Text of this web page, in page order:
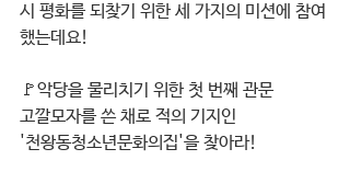
시 평화를 되찾기 위한 세 가지의 미션에 참여
했는데요!
🚩악당을 물리치기 위한 첫 번째 관문
고깔모자를 쓴 채로 적의 기지인
'천왕동청소년문화의집'을 찾아라!